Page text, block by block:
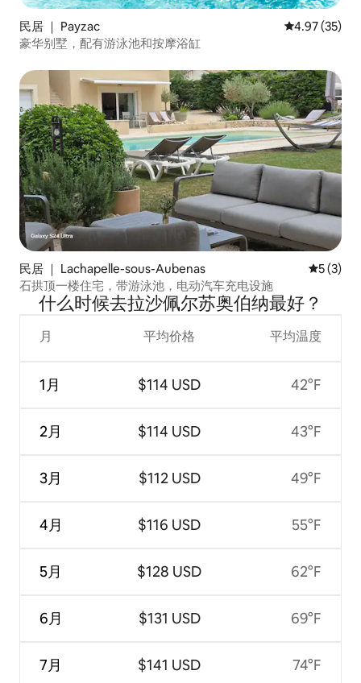
民居 ｜ Payzac 平均评分
4.97 (35)
豪华别墅，配有游泳池和按摩浴缸
民居 ｜ Lachapelle-sous-Aubenas 平均评分
5 (3)
石拱顶一楼住宅，带游泳池，电动汽车充电设施
什么时候去拉沙佩尔苏奥伯纳最好？
月
1月
2月
3月
4月
5月
6月
7月
平均价格
$114 USD
$114 USD
$112 USD
$116 USD
$128 USD
$131 USD
$141 USD
平均温度
42°F
43°F
49°F
55°F
62°F
69°F
74°F